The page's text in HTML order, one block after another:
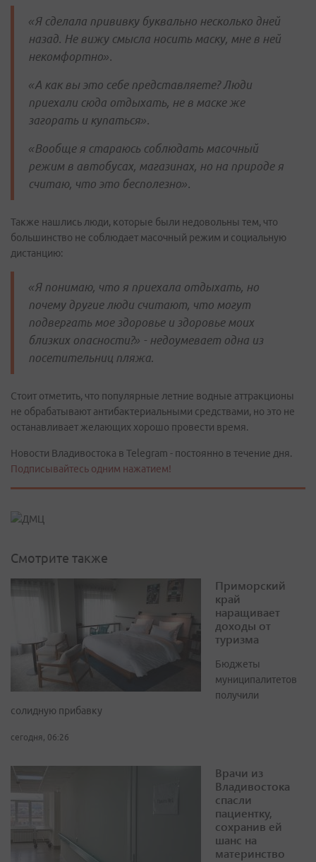
«Я сделала прививку буквально несколько дней
назад. Не вижу смысла носить маску, мне в ней
некомфортно».
«А как вы это себе представляете? Люди
приехали сюда отдыхать, не в маске же
загорать и купаться».
«Вообще я стараюсь соблюдать масочный
режим в автобусах, магазинах, но на природе я
считаю, что это бесполезно».
Также нашлись люди, которые были недовольны тем, что
большинство не соблюдает масочный режим и социальную
дистанцию:
«Я понимаю, что я приехала отдыхать, но
почему другие люди считают, что могут
подвергать мое здоровье и здоровье моих
близких опасности?» - недоумевает одна из
посетительниц пляжа.
Стоит отметить, что популярные летние водные аттракционы
не обрабатывают антибактериальными средствами, но это не
останавливает желающих хорошо провести время.
Новости Владивостока в Telegram - постоянно в течение дня.
Подписывайтесь одним нажатием!
Смотрите также
Приморский
край
наращивает
доходы от
туризма
Бюджеты
муниципалитетов
получили
солидную прибавку
сегодня, 06:26
Врачи из
Владивостока
спасли
пациентку,
сохранив ей
шанс на
материнство